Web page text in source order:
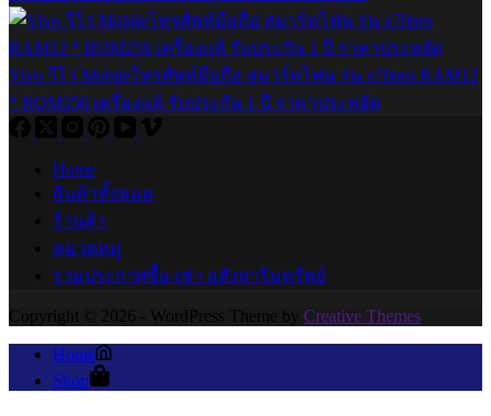
Vivo วีโว่ Mobileโทรศัพท์มือถือ สมาร์ทโฟน รุ่น x70pro RAM12
* ROM256 เครื่องแท้ รับประกัน 1 ปี ราคาประหยัด
Home
สินค้าทั้งหมด
ร้านค้า
หมวดหมู่
รวมประกาศซื้อ-เช่า อสังหาริมทรัพย์
Copyright © 2026 - WordPress Theme by Creative Themes
Home
Shop